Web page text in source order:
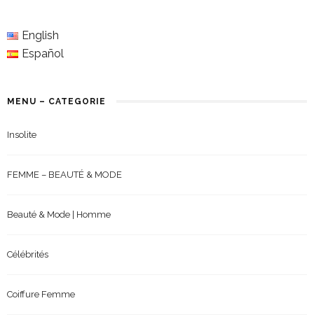
English
Español
MENU – CATEGORIE
Insolite
FEMME – BEAUTÉ & MODE
Beauté & Mode | Homme
Célébrités
Coiffure Femme